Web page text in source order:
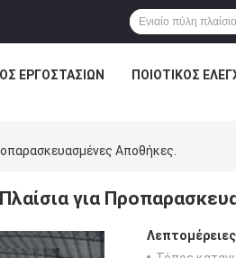
ΕΡΓΟΣΤΑΣΊΩΝ ΠΟΙΟΤΙΚΌΣ
Αποθήκες.
για